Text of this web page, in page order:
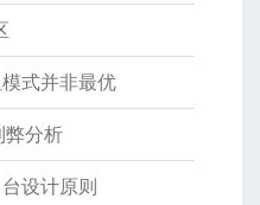
式并非最优
弊分析
设计原则